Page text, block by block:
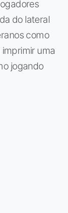
do lateral
como
uma
jogando